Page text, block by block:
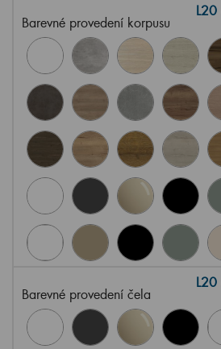
Barevné provedení korpusu
L20
Barevné provedení čela
L20